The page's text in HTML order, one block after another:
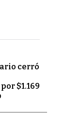
cerró
$1.169